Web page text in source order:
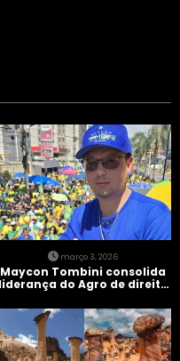
março 3, 2026
Maycon Tombini consolida
liderança do Agro de direita
Brasil” em Goiânia